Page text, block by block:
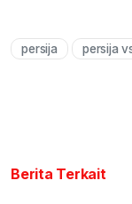
persija persija
Berita Terkait